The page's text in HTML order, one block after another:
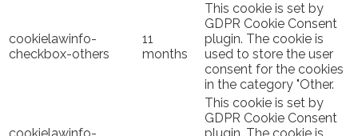
cookielawinfo-
checkbox-others
11
months
This cookie is set by
GDPR Cookie Consent
plugin. The cookie is
used to store the user
consent for the cookies
in the category "Other.
This cookie is set by
GDPR Cookie Consent